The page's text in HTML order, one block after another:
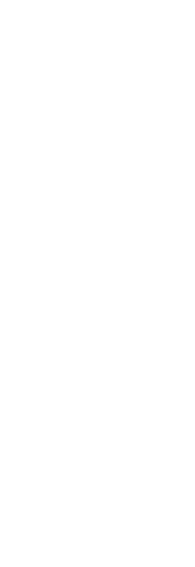
rapidez e confiabilidade.